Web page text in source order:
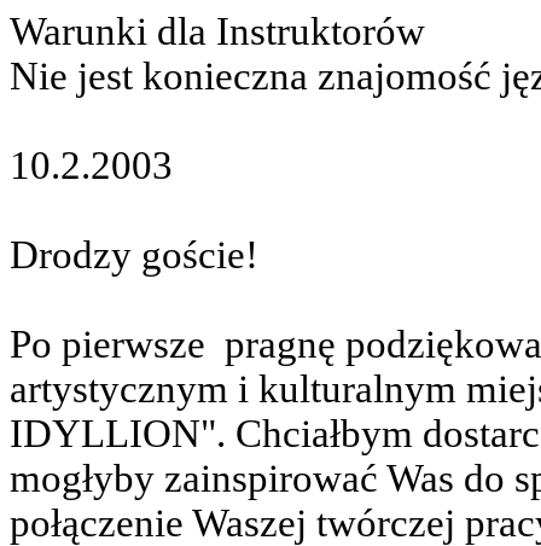
Warunki dla Instruktorów
Nie jest konieczna znajomość
10.2.2003
Drodzy goście!
Po pierwsze pragnę
artystycznym i kulturalnym
IDYLLION". Chciałbym
mogłyby zainspirować Was do
połączenie Waszej twórczej